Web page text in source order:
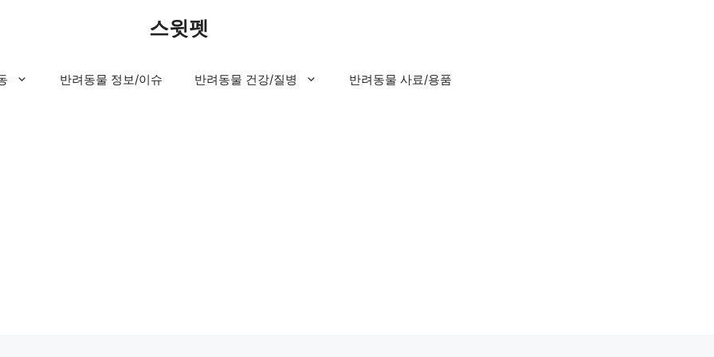
스윗펫
반려동물 정보/이슈 반려동물 건강/질병 반려동물 사료/용품